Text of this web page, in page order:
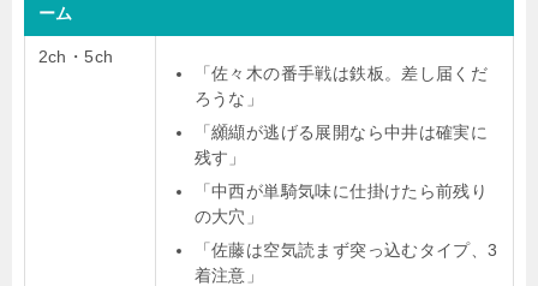
ーム
2ch・5ch
「佐々木の番手戦は鉄板。差し届くだ
ろうな」
「纐纈が逃げる展開なら中井は確実に
残す」
「中西が単騎気味に仕掛けたら前残り
の大穴」
「佐藤は空気読まず突っ込むタイプ、3
着注意」